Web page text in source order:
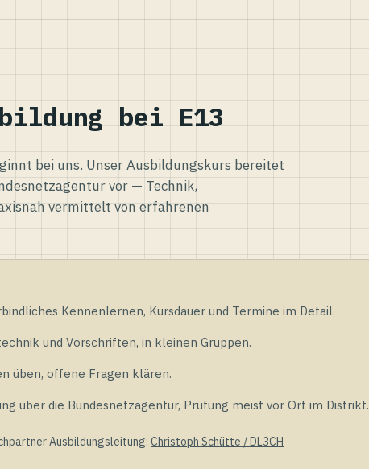
bei E13
bei uns. Unser Ausbildungskurs bereitet
vor — Technik,
vermittelt von erfahrenen
Kennenlernen, Kursdauer und Termine im Detail.
und Vorschriften, in kleinen Gruppen.
üben, offene Fragen klären.
über die Bundesnetzagentur, Prüfung meist vor Ort im Distrikt.
Ausbildungsleitung: Christoph Schütte / DL3CH